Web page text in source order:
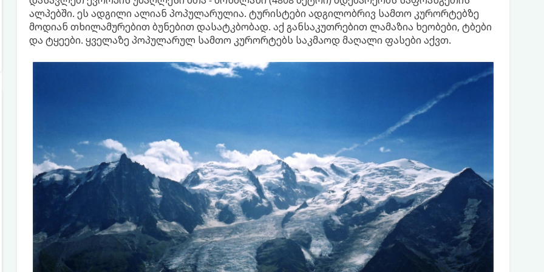
ალპებში. ეს ადგილი ალიან პოპულარულია. ტურისტები ადგილობრივ სამთო კურორტებზე
მოდიან თხილამურებით ბუნებით დასატკბობად. აქ განსაკუთრებით ლამაზია ხეობები, ტბები
და ტყეები. ყველაზე პოპულარულ სამთო კურორტებს საკმაოდ მაღალი ფასები აქვთ.